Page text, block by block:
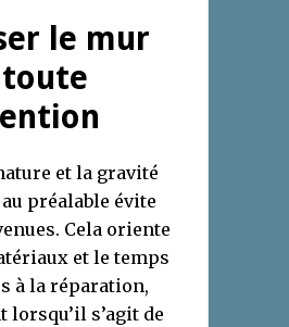
le mur
et la gravité
préalable évite
Cela oriente
et le temps
à la réparation,
lorsqu’il s’agit de